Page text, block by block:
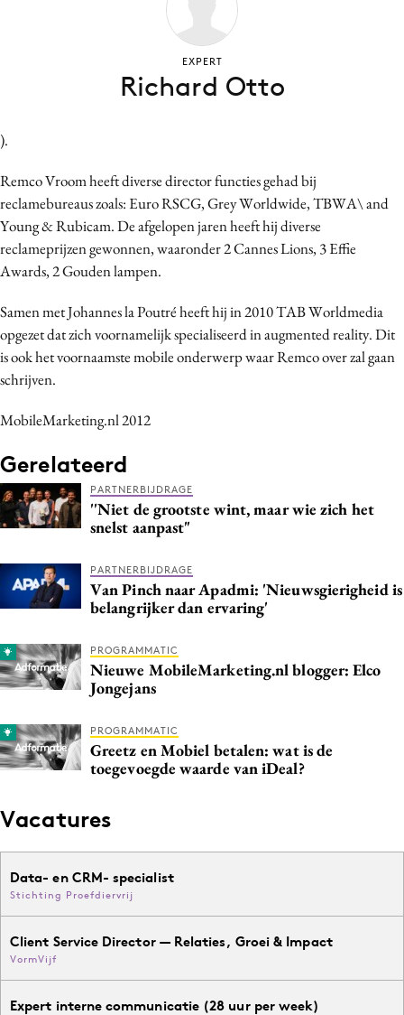
Customer Experience
Data & Insights
Design
Digital transformation
Diversiteit
Gedragsverandering
Influencer marketing
Interne communicatie
Media
PR
Programmatic
Purpose Marketing
Reputatie & crisis
).
Remco Vroom heeft diverse director functies gehad bij
reclamebureaus zoals: Euro RSCG, Grey Worldwide, TBWA\ and
Young & Rubicam. De afgelopen jaren heeft hij diverse
reclameprijzen gewonnen, waaronder 2 Cannes Lions, 3 Effie
Awards, 2 Gouden lampen.
Samen met Johannes la Poutré heeft hij in 2010 TAB Worldmedia
opgezet dat zich voornamelijk specialiseerd in augmented reality. Dit
is ook het voornaamste mobile onderwerp waar Remco over zal gaan
schrijven.
MobileMarketing.nl 2012
Gerelateerd
PARTNERBIJDRAGE
''Niet de grootste wint, maar wie zich het
snelst aanpast"
PARTNERBIJDRAGE
Van Pinch naar Apadmi: 'Nieuwsgierigheid is
belangrijker dan ervaring'
PROGRAMMATIC
Nieuwe MobileMarketing.nl blogger: Elco
Jongejans
PROGRAMMATIC
Greetz en Mobiel betalen: wat is de
toegevoegde waarde van iDeal?
Vacatures
Data- en CRM- specialist
Stichting Proefdiervrij
Client Service Director — Relaties, Groei & Impact
VormVijf
Expert interne communicatie (28 uur per week)
EXPERT
Richard Otto